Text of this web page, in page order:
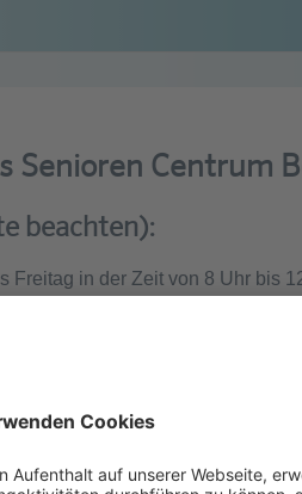
Senioren Centrum
beachten):
in der Zeit von 8 Uhr bis
aus. Mit dem
Terminwunsch verbindlich
48 Stunden zu kontaktieren.
bitten deshalb um
für Ihren Beratungstermin ein.